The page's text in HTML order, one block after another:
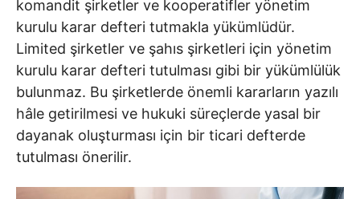
komandit şirketler ve kooperatifler yönetim
kurulu karar defteri tutmakla yükümlüdür.
Limited şirketler ve şahıs şirketleri için yönetim
kurulu karar defteri tutulması gibi bir yükümlülük
bulunmaz. Bu şirketlerde önemli kararların yazılı
hâle getirilmesi ve hukuki süreçlerde yasal bir
dayanak oluşturması için bir ticari defterde
tutulması önerilir.